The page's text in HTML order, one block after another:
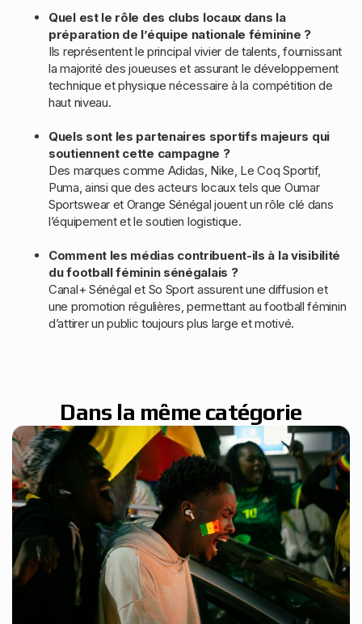
Quel est le rôle des clubs locaux dans la
préparation de l’équipe nationale féminine ?
Ils représentent le principal vivier de talents, fournissant
la majorité des joueuses et assurant le développement
technique et physique nécessaire à la compétition de
haut niveau.
Quels sont les partenaires sportifs majeurs qui
soutiennent cette campagne ?
Des marques comme Adidas, Nike, Le Coq Sportif,
Puma, ainsi que des acteurs locaux tels que Oumar
Sportswear et Orange Sénégal jouent un rôle clé dans
l’équipement et le soutien logistique.
Comment les médias contribuent-ils à la visibilité
du football féminin sénégalais ?
Canal+ Sénégal et So Sport assurent une diffusion et
une promotion régulières, permettant au football féminin
d’attirer un public toujours plus large et motivé.
Dans la même catégorie